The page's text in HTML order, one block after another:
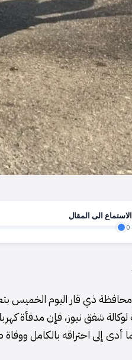
الاستماع الى المقال
ذي قار اليوم الخميس
شفق نيوز، فإن مدفأة
إلى احتراقه بالكامل ووفاة طفل